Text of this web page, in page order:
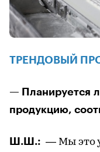
ТРЕНДОВЫЙ
— Планируется
продукцию,
Ш.Ш.: — Мы это